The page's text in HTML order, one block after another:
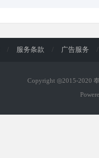
/ 服务条款 / 广告服务 /
Copyright ◎2015-2020